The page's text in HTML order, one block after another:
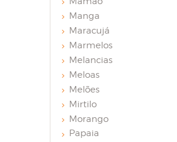
Manga
Maracujá
Marmelos
Melancias
Meloas
Melões
Mirtilo
Morango
Papaia